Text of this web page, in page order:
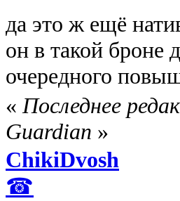
да это ж ещё
он в такой броне
очередного
« Последнее
Guardian »
ChikiDvosh
☎